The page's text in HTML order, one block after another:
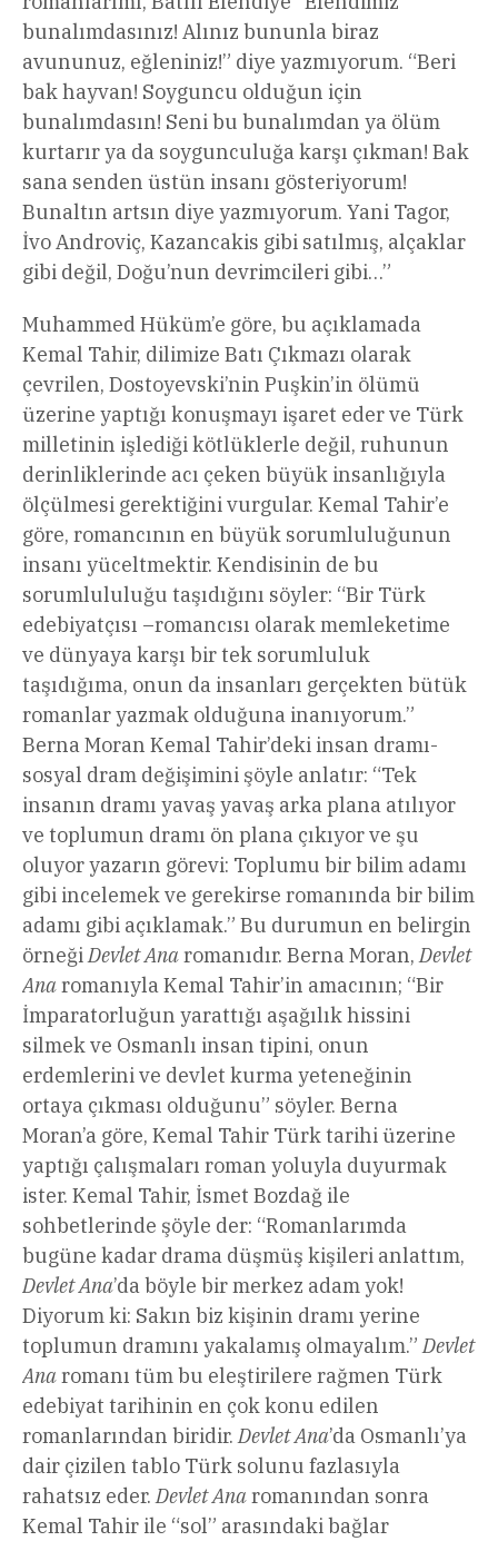
bunalımdasınız! Alınız bununla biraz
avununuz, eğleniniz!” diye yazmıyorum. “Beri
bak hayvan! Soyguncu olduğun için
bunalımdasın! Seni bu bunalımdan ya ölüm
kurtarır ya da soygunculuğa karşı çıkman! Bak
sana senden üstün insanı gösteriyorum!
Bunaltın artsın diye yazmıyorum. Yani Tagor,
İvo Androviç, Kazancakis gibi satılmış, alçaklar
gibi değil, Doğu’nun devrimcileri gibi…”
Muhammed Hüküm’e göre, bu açıklamada
Kemal Tahir, dilimize Batı Çıkmazı olarak
çevrilen, Dostoyevski’nin Puşkin’in ölümü
üzerine yaptığı konuşmayı işaret eder ve Türk
milletinin işlediği kötlüklerle değil, ruhunun
derinliklerinde acı çeken büyük insanlığıyla
ölçülmesi gerektiğini vurgular. Kemal Tahir’e
göre, romancının en büyük sorumluluğunun
insanı yüceltmektir. Kendisinin de bu
sorumlululuğu taşıdığını söyler: “Bir Türk
edebiyatçısı –romancısı olarak memleketime
ve dünyaya karşı bir tek sorumluluk
taşıdığıma, onun da insanları gerçekten bütük
romanlar yazmak olduğuna inanıyorum.”
Berna Moran Kemal Tahir’deki insan dramı-
sosyal dram değişimini şöyle anlatır: “Tek
insanın dramı yavaş yavaş arka plana atılıyor
ve toplumun dramı ön plana çıkıyor ve şu
oluyor yazarın görevi: Toplumu bir bilim adamı
gibi incelemek ve gerekirse romanında bir bilim
adamı gibi açıklamak.” Bu durumun en belirgin
örneğiDevlet Anaromanıdır. Berna Moran,Devlet
Anaromanıyla Kemal Tahir’in amacının; “Bir
İmparatorluğun yarattığı aşağılık hissini
silmek ve Osmanlı insan tipini, onun
erdemlerini ve devlet kurma yeteneğinin
ortaya çıkması olduğunu” söyler. Berna
Moran’a göre, Kemal Tahir Türk tarihi üzerine
yaptığı çalışmaları roman yoluyla duyurmak
ister. Kemal Tahir, İsmet Bozdağ ile
sohbetlerinde şöyle der: “Romanlarımda
bugüne kadar drama düşmüş kişileri anlattım,
Devlet Ana’da böyle bir merkez adam yok!
Diyorum ki: Sakın biz kişinin dramı yerine
toplumun dramını yakalamış olmayalım.”Devlet
Anaromanı tüm bu eleştirilere rağmen Türk
edebiyat tarihinin en çok konu edilen
romanlarından biridir.Devlet Ana’da Osmanlı’ya
dair çizilen tablo Türk solunu fazlasıyla
rahatsız eder.Devlet Anaromanından sonra
Kemal Tahir ile “sol” arasındaki bağlar